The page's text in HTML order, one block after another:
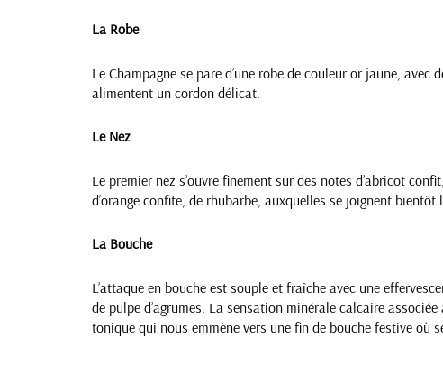
La Robe
Le Champagne se pare d’une robe de couleur or jaune,
alimentent un cordon délicat.
Le Nez
Le premier nez s’ouvre finement sur des notes d’abricot
d’orange confite, de rhubarbe, auxquelles se joignent
La Bouche
L’attaque en bouche est souple et fraîche avec une
de pulpe d’agrumes. La sensation minérale calcaire
tonique qui nous emmène vers une fin de bouche festive